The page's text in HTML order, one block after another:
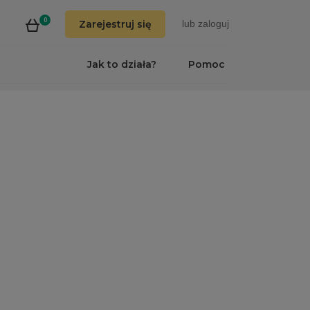
0 Zarejestruj się lub zaloguj
Pomoc
Jak to działa?